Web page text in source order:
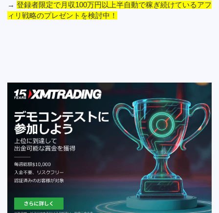
→ 登録者限定で月収100万円以上半自動で稼ぎ続けているアフ
ィリ戦略のプレゼントを検討中！